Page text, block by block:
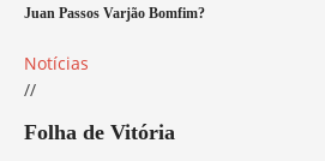
Juan Passos Varjão Bomfim?
Notícias
//
Folha de Vitória